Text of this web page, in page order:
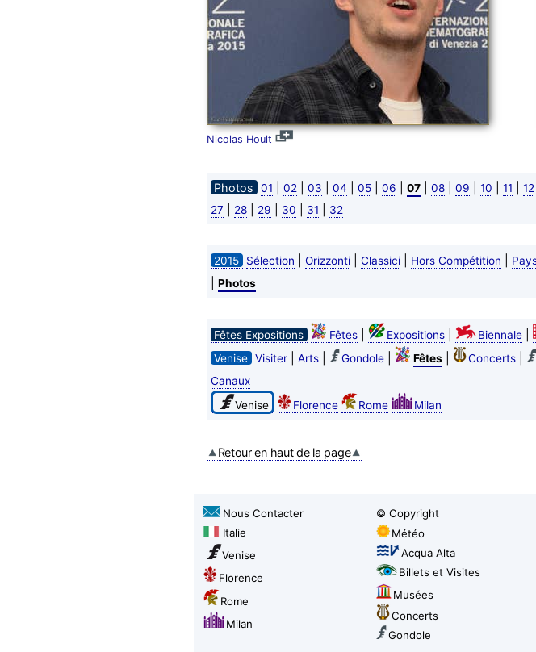
Nicolas Hoult
Photos 01 02 03 04 05| 06 07| 08| 09 10 11 12
27 28| 29 30 31 32
2015 Sélection Orizzonti| Classici| Hors Compétition
Photos
Fêtes Expositions Fêtes| Expositions| Biennale|
Venise Visiter| Arts| Gondole| Fêtes| Concerts|
Canaux
Venise
Florence Rome Milan
Retour en haut de la page
Nous Contacter
Italie
Venise
Florence
Rome
Milan
© Copyright
Météo
Acqua Alta
Billets et Visites
Musées
Concerts
Gondole